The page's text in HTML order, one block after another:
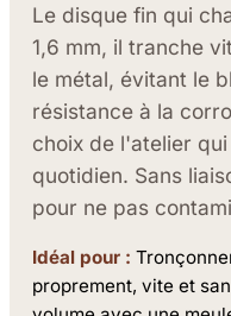
Le disque fin qui
1,6 mm, il tranche
le métal, évitant le
résistance à la
choix de l'atelier
quotidien. Sans
pour ne pas
Idéal pour :
proprement, vite et